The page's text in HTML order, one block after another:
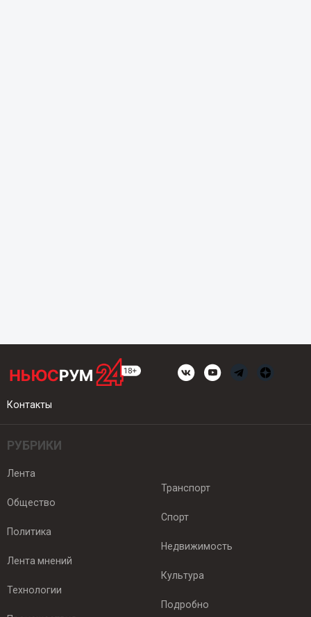
Контакты
РУБРИКИ
Лента
Общество
Политика
Лента мнений
Технологии
Транспорт
Спорт
Недвижимость
Культура
Подробно